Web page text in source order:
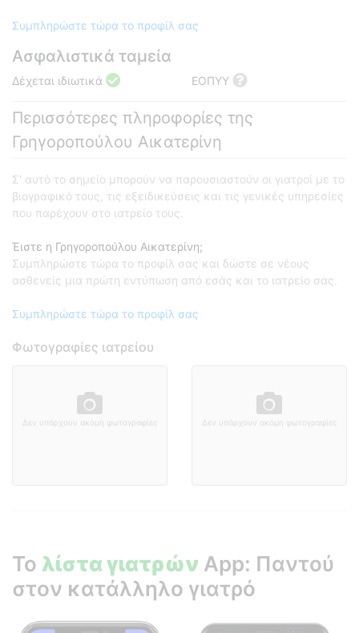
Συμπληρώστε τώρα το προφίλ σας
Ασφαλιστικά ταμεία
Δέχεται ιδιωτικά ΕΟΠΥΥ
Περισσότερες πληροφορίες της
Γρηγοροπούλου Αικατερίνη
Σ' αυτό το σημείο μπορούν να παρουσιαστούν οι γιατροί με το
βιογραφικό τους, τις εξειδικεύσεις και τις γενικές υπηρεσίες
που παρέχουν στο ιατρείο τους.
Έιστε η Γρηγοροπούλου Αικατερίνη;
Συμπληρώστε τώρα το προφίλ σας και δώστε σε νέους
ασθενείς μια πρώτη εντύπωση από εσάς και το ιατρείο σας.
Συμπληρώστε τώρα το προφίλ σας
Φωτογραφίες ιατρείου
Δεν υπάρχουν ακόμη φωτογραφίες Δεν υπάρχουν ακόμη φωτογραφίες
Το λίστα γιατρών App: Παντού
στον κατάλληλο γιατρό